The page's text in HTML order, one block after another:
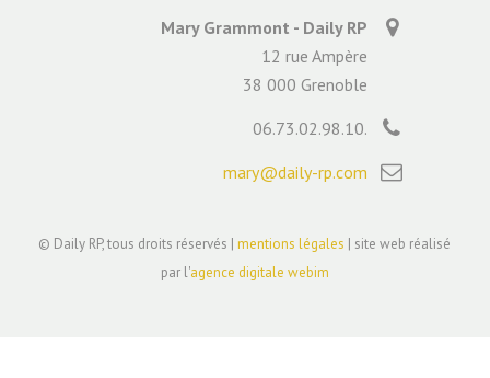
Mary Grammont - Daily RP
12 rue Ampère
38 000 Grenoble
06.73.02.98.10.
mary@daily-rp.com
© Daily RP, tous droits réservés |mentions légales | site web réalisé
par l'agence digitale webim